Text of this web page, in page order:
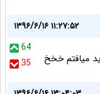
۱۳۹۶/۶/۱۶ ۱۱:۲۷:۵۲
64
35